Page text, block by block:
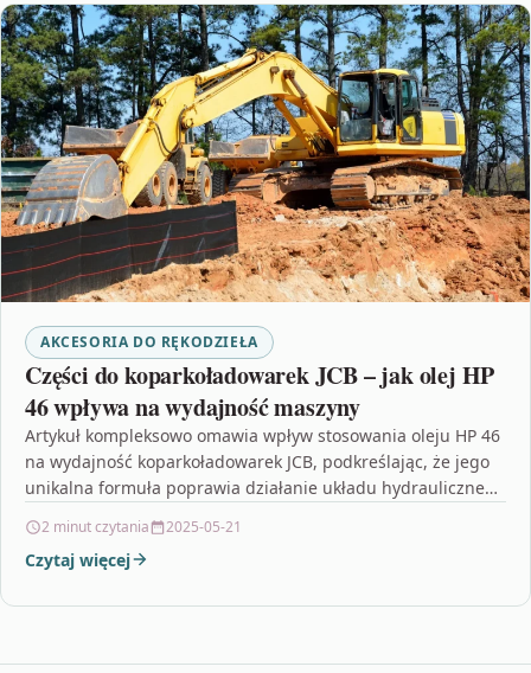
AKCESORIA DO RĘKODZIEŁA
Części do koparkoładowarek JCB – jak olej HP
46 wpływa na wydajność maszyny
Artykuł kompleksowo omawia wpływ stosowania oleju HP 46
na wydajność koparkoładowarek JCB, podkreślając, że jego
unikalna formuła poprawia działanie układu hydraulicznego
2 minut czytania 2025-05-21
Czytaj więcej